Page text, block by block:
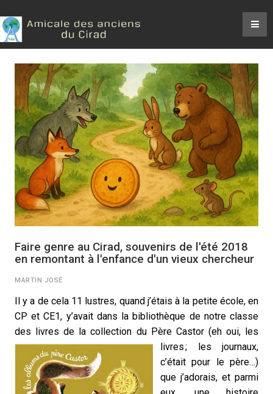
Faire genre au Cirad, souvenirs de l'été 2018
en remontant à l'enfance d'un vieux chercheur
MARTIN JOSÉ
Il y a de cela 11 lustres, quand j’étais à la petite école, en
CP et CE1, y’avait dans la bibliothèque de notre classe
des livres de la collection du Père Castor (eh oui, les
livres ; les journaux,
c’était pour le père…)
que j’adorais, et parmi